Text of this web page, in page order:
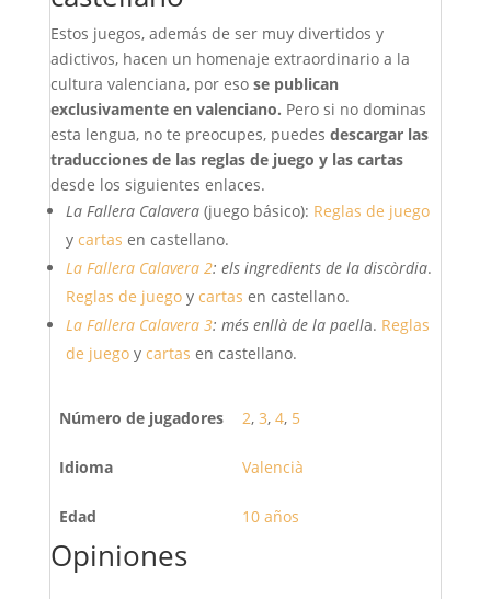
Estos juegos, además de ser muy divertidos y
adictivos, hacen un homenaje extraordinario a la
cultura valenciana, por eso se publican
exclusivamente en valenciano. Pero si no dominas
esta lengua, no te preocupes, puedes descargar las
traducciones de las reglas de juego y las cartas
desde los siguientes enlaces.
La Fallera Calavera(juego básico): Reglas de juego
y cartas en castellano.
La Fallera Calavera 2: els ingredients de la discòrdia.
Reglas de juegoy cartas en castellano.
La Fallera Calavera 3: més enllà de la paella. Reglas
de juegoy cartas en castellano.
Número de jugadores 2, 3, 4, 5
Idioma Valencià
Edad 10 años
Opiniones